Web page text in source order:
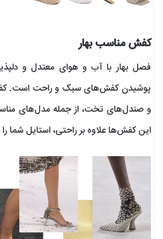
کفش مناسب بهار
فصل بهار با آب و هوای معتدل و
پوشیدن کفش‌های سبک و راحت است.
و صندل‌های تخت، از جمله مدل‌های
این کفش‌ها علاوه بر راحتی، استایل شما